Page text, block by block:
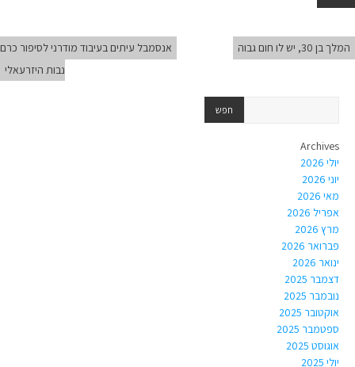
המלך בן 30, יש לו חום גבוה
אנסמבל עיתים בעיבוד מודרני לסיפור כרם
נבות היזרעאלי
Archives
יולי 2026
יוני 2026
מאי 2026
אפריל 2026
מרץ 2026
פברואר 2026
ינואר 2026
דצמבר 2025
נובמבר 2025
אוקטובר 2025
ספטמבר 2025
אוגוסט 2025
יולי 2025